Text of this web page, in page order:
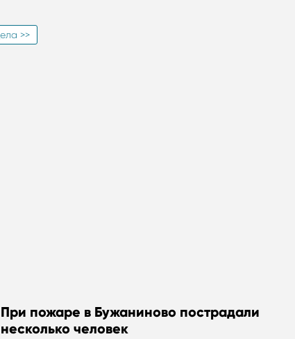
>>
При пожаре в Бужаниново пострадали
несколько человек